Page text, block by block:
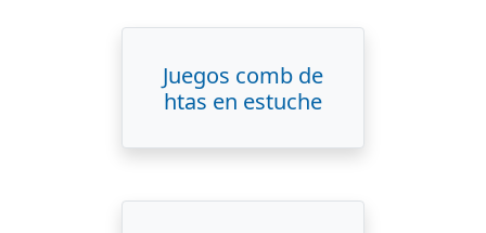
Juegos comb de
htas en estuche